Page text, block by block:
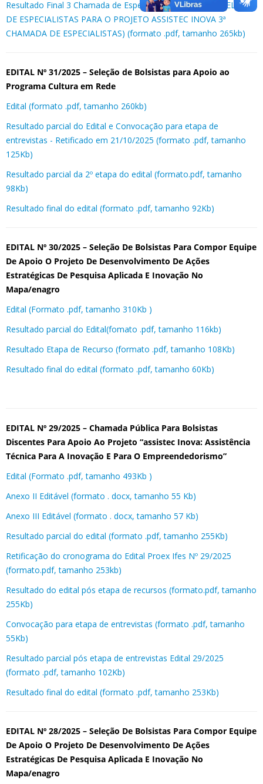
Resultado Final 3 Chamada de Especialistas (EDITAL DE SELEÇÃO
DE ESPECIALISTAS PARA O PROJETO ASSISTEC INOVA 3ª
CHAMADA DE ESPECIALISTAS) (formato .pdf, tamanho 265kb)
EDITAL Nº 31/2025 – Seleção de Bolsistas para Apoio ao
Programa Cultura em Rede
Edital (formato .pdf, tamanho 260kb)
Resultado parcial do Edital e Convocação para etapa de
entrevistas - Retificado em 21/10/2025 (formato .pdf, tamanho
125Kb)
Resultado parcial da 2º etapa do edital (formato.pdf, tamanho
98Kb)
Resultado final do edital (formato .pdf, tamanho 92Kb)
EDITAL Nº 30/2025 – Seleção De Bolsistas Para Compor Equipe
De Apoio O Projeto De Desenvolvimento De Ações
Estratégicas De Pesquisa Aplicada E Inovação No
Mapa/enagro
Edital (Formato .pdf, tamanho 310Kb )
Resultado parcial do Edital(fomato .pdf, tamanho 116kb)
Resultado Etapa de Recurso (formato .pdf, tamanho 108Kb)
Resultado final do edital (formato .pdf, tamanho 60Kb)
EDITAL Nº 29/2025 – Chamada Pública Para Bolsistas
Discentes Para Apoio Ao Projeto “assistec Inova: Assistência
Técnica Para A Inovação E Para O Empreendedorismo”
Edital (Formato .pdf, tamanho 493Kb )
Anexo II Editável (formato . docx, tamanho 55 Kb)
Anexo III Editável (formato . docx, tamanho 57 Kb)
Resultado parcial do edital (formato .pdf, tamanho 255Kb)
Retificação do cronograma do Edital Proex Ifes Nº 29/2025
(formato.pdf, tamanho 253kb)
Resultado do edital pós etapa de recursos (formato.pdf, tamanho
255Kb)
Convocação para etapa de entrevistas (formato .pdf, tamanho
55Kb)
Resultado parcial pós etapa de entrevistas Edital 29/2025
(formato .pdf, tamanho 102Kb)
Resultado final do edital (formato .pdf, tamanho 253Kb)
EDITAL Nº 28/2025 – Seleção De Bolsistas Para Compor Equipe
De Apoio O Projeto De Desenvolvimento De Ações
Estratégicas De Pesquisa Aplicada E Inovação No
Mapa/enagro